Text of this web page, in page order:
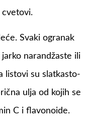
cvetovi.
Svaki ogranak
narandžaste ili
listovi su slatkasto-
ulja od kojih se
C i flavonoide.